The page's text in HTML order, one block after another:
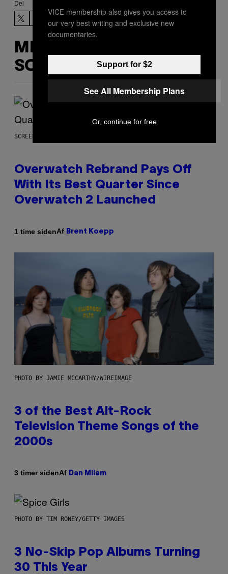
Del
MERE
SOM DETTE
SCREENSHOT: BLIZZARD
Overwatch Rebrand Pays Off
With Its Best Quarter Since
Overwatch 2 Launched
1 time sidenAf Brent Koepp
PHOTO BY JAMIE MCCARTHY/WIREIMAGE
3 of the Best Alt-Rock
Television Theme Songs of the
2000s
3 timer sidenAf Dan Milam
PHOTO BY TIM RONEY/GETTY IMAGES
3 No-Skip Pop Albums Turning
30 This Year
VICE membership also gives you access to
our very best writing and exclusive new
documentaries.
Support for $2
See All Membership Plans
Or, continue for free